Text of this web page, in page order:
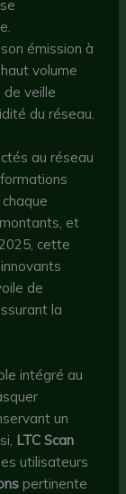
émission à
volume
de veille
du réseau.
au réseau
et
cette
de
la
intégré au
un
LTC Scan
utilisateurs
pertinente